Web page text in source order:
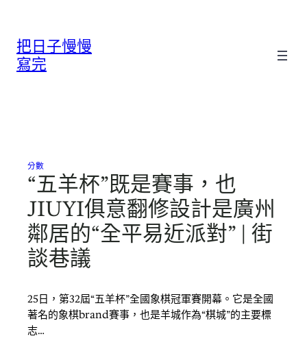
把日子慢慢
寫完
分數
“五羊杯”既是賽事，也
JIUYI俱意翻修設計是廣州
鄰居的“全平易近派對” | 街
談巷議
25日，第32屆“五羊杯”全國象棋冠軍賽開幕。它是全國
著名的象棋brand賽事，也是羊城作為“棋城”的主要標
志…